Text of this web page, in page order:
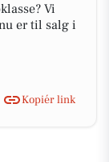
Vi
er til salg i
Kopiér link